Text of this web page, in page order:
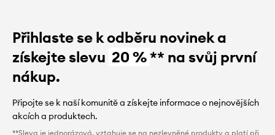
Přihlaste se k odběru novinek a
získejte slevu 20 %** na svůj první
nákup.
Připojte se k naší komunitě a získejte informace o nejnovějších
akcích a produktech.
**Sleva je jednorázová, vztahuje se na nezlevněné produkty a platí při